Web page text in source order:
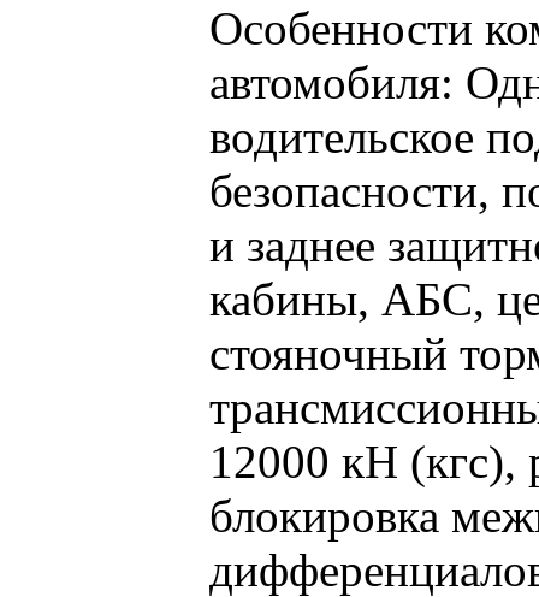
Особенности
автомобиля:
водительское
безопасности,
и заднее
кабины, АБС,
стояночный
12000 кН (кгс),
блокировка